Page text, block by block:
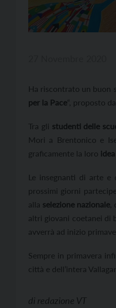
Ha riscontrato un buon
per la Pace“, proposto dai
Tra gli studenti delle
Mori a Brentonico e
graficamente la loro
Le insegnanti di arte e
prossimi giorni
alla selezione nazionale,
altri giovani coetanei di
avverrà ad inizio
Sempre in primavera
città e dell’intera
di redazione VT